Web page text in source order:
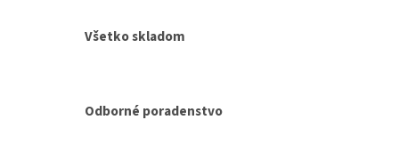
Všetko skladom
Odborné poradenstvo